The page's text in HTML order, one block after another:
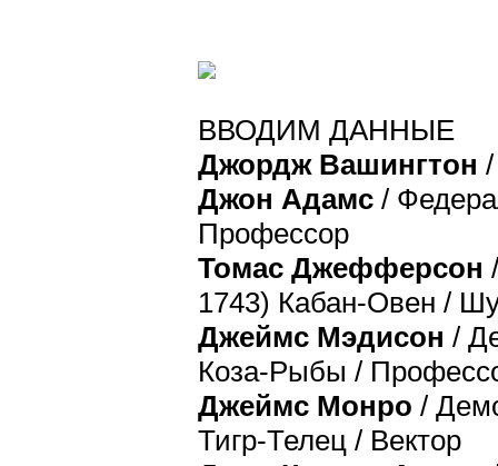
ВВОДИМ ДАННЫЕ
Джордж Вашингтон
Джон Адамс /
Профессор
Томас Джефферсон
1743) Кабан-Овен /
Джеймс Мэдисон /
Коза-Рыбы /
Джеймс Монро /
Тигр-Телец / Вектор